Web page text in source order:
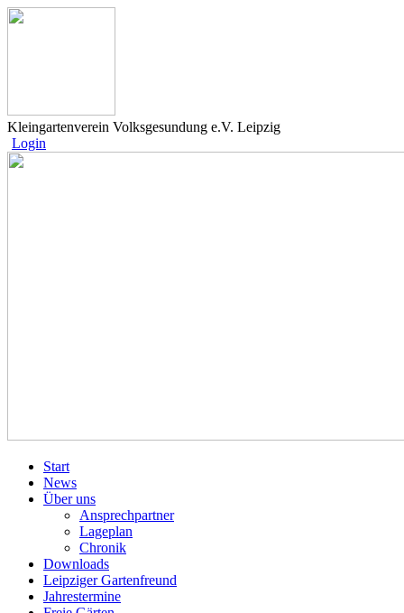
Kleingartenverein Volksgesundung e.V. Leipzig
Login
Start
News
Über uns
Ansprechpartner
Lageplan
Chronik
Downloads
Leipziger Gartenfreund
Jahrestermine